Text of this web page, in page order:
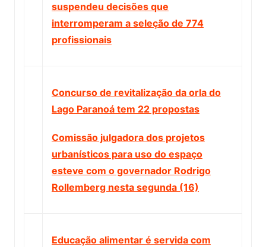
suspendeu decisões que
interromperam a seleção de 774
profissionais
Concurso de revitalização da orla do
Lago Paranoá tem 22 propostas
Comissão julgadora dos projetos
urbanísticos para uso do espaço
esteve com o governador Rodrigo
Rollemberg nesta segunda (16)
Educação alimentar é servida com